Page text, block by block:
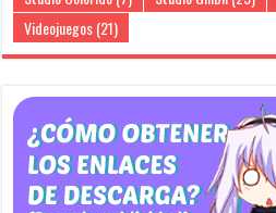
Videojuegos(21)